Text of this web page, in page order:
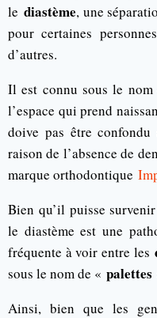
le diastème, une
pour certaines
d’autres.
Il est connu sous le
l’espace qui prend
doive pas être
raison de l’absence de
marque orthodontique
Bien qu’il puisse
le diastème est une
fréquente à voir entre les
sous le nom de « palettes
Ainsi, bien que les